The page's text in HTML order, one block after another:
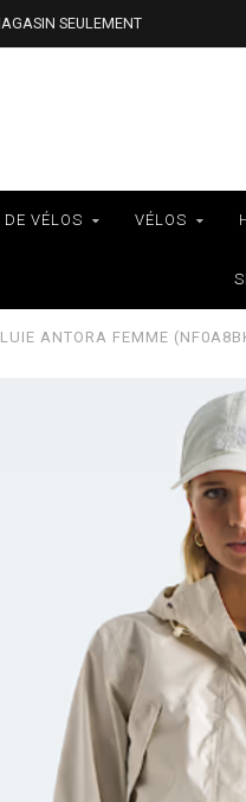
SEULEMENT
VÉLOS VÉLOS
ANTORA FEMME